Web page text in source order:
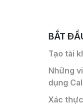
BẮT
Tạo tài
Những
dụng
Xác